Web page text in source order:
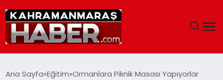
Ana Sayfa Eğitim Ormanlara Piknik Masası Yapıyorlar